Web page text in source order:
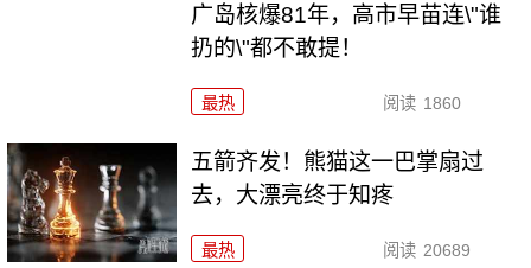
广岛核爆81年，高市早苗连\"谁
扔的\"都不敢提！
最热 阅读 1860
五箭齐发！熊猫这一巴掌扇过
去，大漂亮终于知疼
最热 阅读 20689